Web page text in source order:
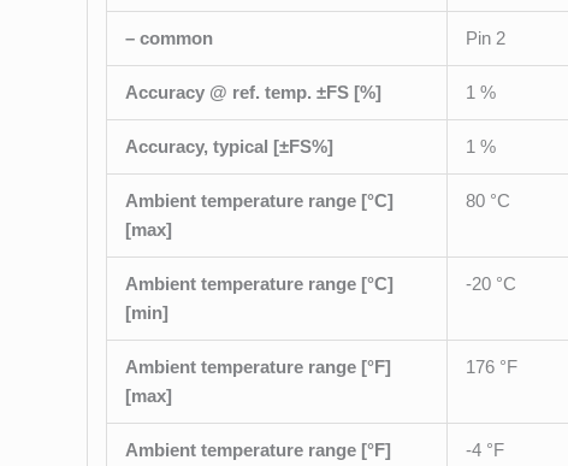
– common Pin 2
Accuracy @ ref. temp. ±FS [%] 1 %
Accuracy, typical [±FS%] 1 %
Ambient temperature range [°C]
[max]
80 °C
Ambient temperature range [°C]
[min]
-20 °C
Ambient temperature range [°F]
[max]
176 °F
Ambient temperature range [°F]
-4 °F